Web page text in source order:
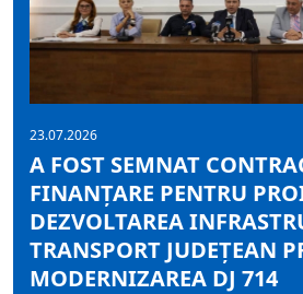
23.07.2026
A FOST SEMNAT
FINANȚARE PENTRU
DEZVOLTAREA
TRANSPORT JUDEȚEAN
MODERNIZAREA DJ 714